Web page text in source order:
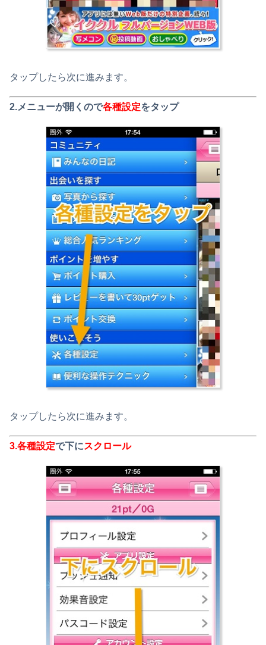
タップしたら次に進みます。
2.メニューが開くので各種設定をタップ
タップしたら次に進みます。
3.各種設定で下にスクロール